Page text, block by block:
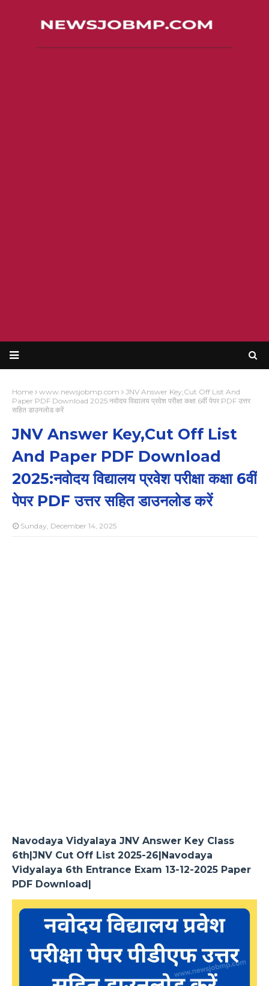
Home www.newsjobmp.com
JNV Answer Key,Cut Off List And
Paper PDF Download 2025:नवोदय विद्यालय प्रवेश परीक्षा कक्षा 6वीं पेपर PDF उत्तर
सहित डाउनलोड करें
JNV Answer Key,Cut Off List
And Paper PDF Download
2025:नवोदय विद्यालय प्रवेश परीक्षा कक्षा 6वीं
पेपर PDF उत्तर सहित डाउनलोड करें
Sunday, December 14, 2025
Navodaya Vidyalaya JNV Answer Key Class
6th|JNV Cut Off List 2025-26|Navodaya
Vidyalaya 6th Entrance Exam 13-12-2025 Paper
PDF Download|